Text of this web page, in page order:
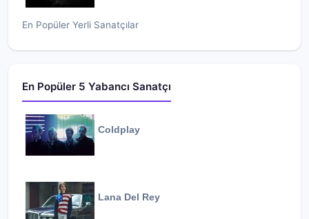
En Popüler Yerli Sanatçılar
En Popüler 5 Yabancı Sanatçı
Coldplay
Lana Del Rey